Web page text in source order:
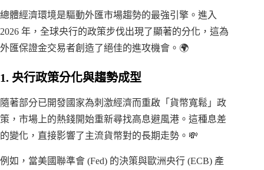
總體經濟環境是驅動外匯市場趨勢的最強引擎。進入
2026 年，全球央行的政策步伐出現了顯著的分化，這為
外匯保證金交易者創造了絕佳的進攻機會。🌍
1. 央行政策分化與趨勢成型
隨著部分已開發國家為刺激經濟而重啟「貨幣寬鬆」政
策，市場上的熱錢開始重新尋找高息避風港。這種息差
的變化，直接影響了主流貨幣對的長期走勢。💸
例如，當美國聯準會 (Fed) 的決策與歐洲央行 (ECB) 產